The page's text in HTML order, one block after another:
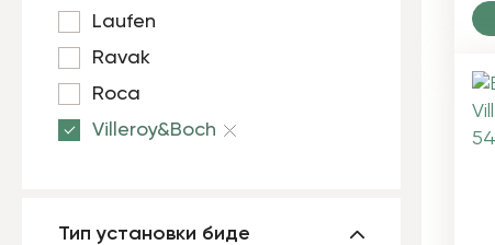
Laufen
Ravak
Roca
Villeroy&Boch
Тип установки биде